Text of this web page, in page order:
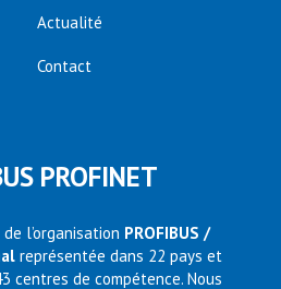
Actualité
Contact
PROFINET
l’organisation PROFIBUS /
représentée dans 22 pays et
centres de compétence. Nous